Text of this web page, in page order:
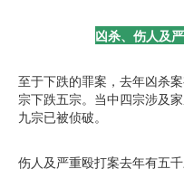
凶杀、伤人及
至于下跌的罪案，去年凶杀
宗下跌五宗。当中四宗涉及
九宗已被侦破。
伤人及严重殴打案去年有五